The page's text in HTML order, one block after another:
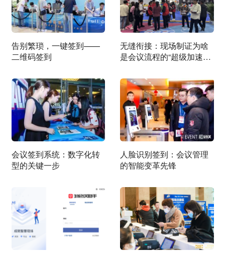
告别繁琐，一键签到——
二维码签到
无缝衔接：现场制证为啥
是会议流程的“超级加速
会议签到系统：数字化转
型的关键一步
人脸识别签到：会议管理
的智能变革先锋